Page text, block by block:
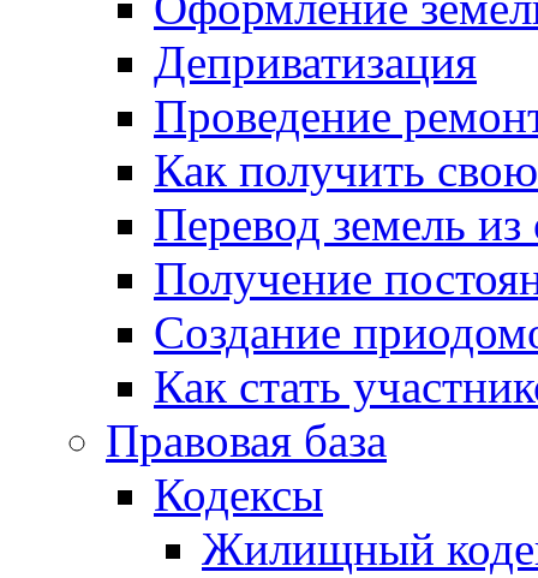
Деприватизация
Проведение
Как получить
Перевод земель
Получение
Создание
Как стать
Правовая база
Кодексы
Жилищный